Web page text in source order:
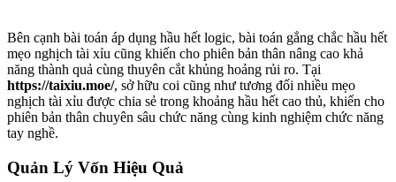
Bên cạnh bài toán áp dụng hầu hết logic, bài toán gắng chắc hầu hết
mẹo nghịch tài xỉu cũng khiến cho phiên bản thân nâng cao khả
năng thành quả cùng thuyên cắt khủng hoảng rủi ro. Tại
https://taixiu.moe/, sở hữu coi cũng như tương đối nhiều mẹo
nghịch tài xỉu được chia sẻ trong khoảng hầu hết cao thủ, khiến cho
phiên bản thân chuyên sâu chức năng cùng kinh nghiệm chức năng
tay nghề.
Quản Lý Vốn Hiệu Quả